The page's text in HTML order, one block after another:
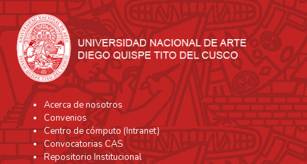
Acerca de nosotros
Convenios
Centro de cómputo (Intranet)
Convocatorias CAS
Repositorio Institucional